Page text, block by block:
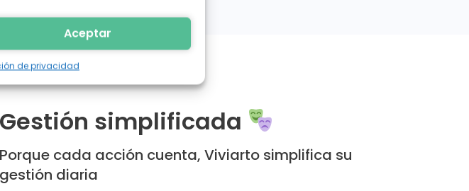
Aceptar
de privacidad
Gestión simplificada
Porque cada acción cuenta, Viviarto simplifica su
gestión diaria